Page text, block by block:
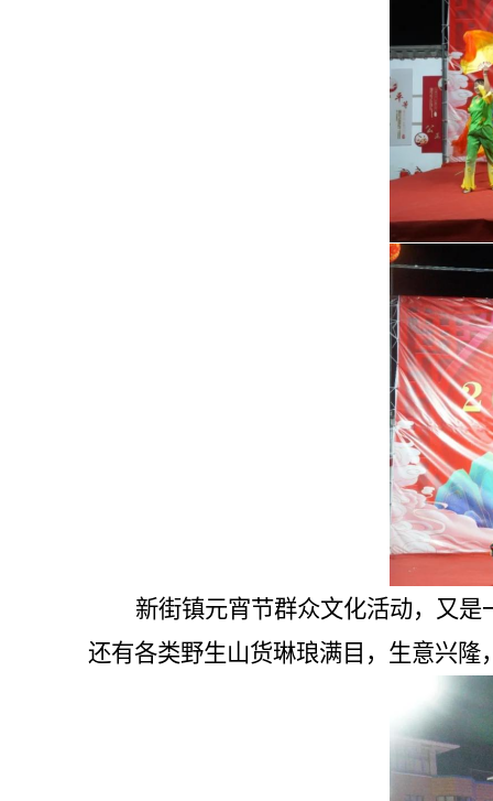
新街镇元宵节群众文化活动，又
还有各类野生山货琳琅满目，生意兴